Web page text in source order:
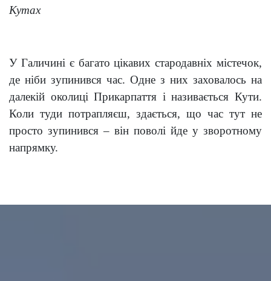
Кутах
У Галичині є багато цікавих стародавніх містечок,
де ніби зупинився час. Одне з них заховалось на
далекій околиці Прикарпаття і називається Кути.
Коли туди потрапляєш, здається, що час тут не
просто зупинився – він поволі йде у зворотному
напрямку.